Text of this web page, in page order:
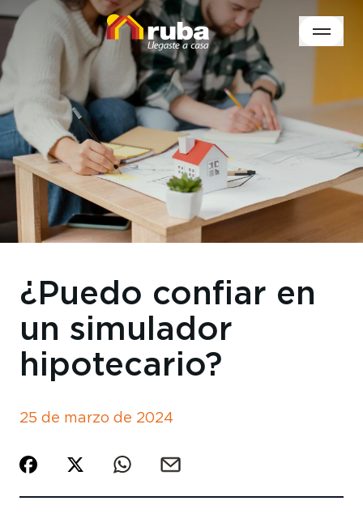
¿Puedo confiar en
un simulador
hipotecario?
25 de marzo de 2024